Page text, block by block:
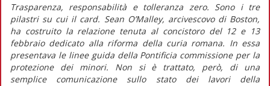
Trasparenza, responsabilità e tolleranza zero. Sono i tre
pilastri su cui il card. Sean O’Malley, arcivescovo di Boston,
ha costruito la relazione tenuta al concistoro del 12 e 13
febbraio dedicato alla riforma della curia romana. In essa
presentava le linee guida della Pontificia commissione per la
protezione dei minori. Non si è trattato, però, di una
semplice comunicazione sullo stato dei lavori della